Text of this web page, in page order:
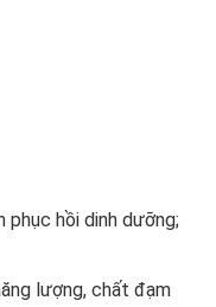
phục hồi dinh dưỡng;
lượng, chất đạm